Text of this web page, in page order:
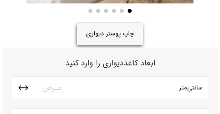
چاپ پوستر دیواری
ابعاد کاغذدیواری را وارد کنید
سانتی‌متر